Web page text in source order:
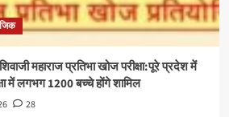
महाराज प्रतिभा खोज परीक्षा:पूरे प्रदेश में
में लगभग 1200 बच्चे होंगे शामिल
28